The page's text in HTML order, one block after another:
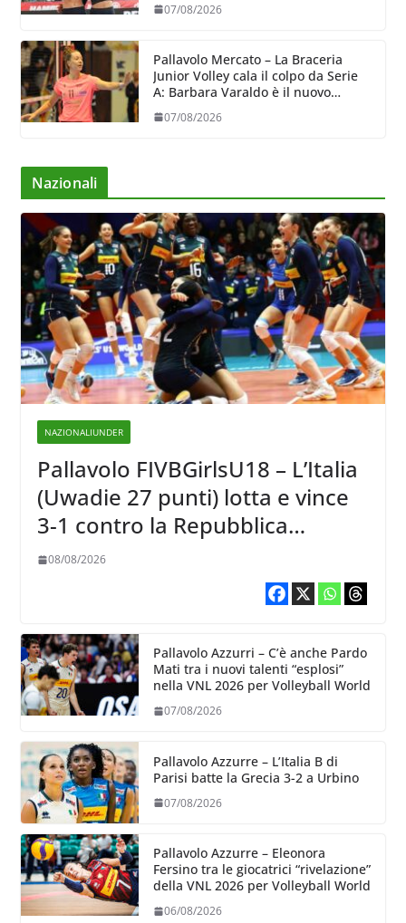
07/08/2026
Pallavolo Mercato – La Braceria
Junior Volley cala il colpo da Serie
A: Barbara Varaldo è il nuovo
07/08/2026
Nazionali
NAZIONALIUNDER
Pallavolo FIVBGirlsU18 – L’Italia
(Uwadie 27 punti) lotta e vince
3-1 contro la Repubblica
Dominicana
08/08/2026
Pallavolo Azzurri – C’è anche Pardo
Mati tra i nuovi talenti “esplosi”
nella VNL 2026 per Volleyball World
07/08/2026
Pallavolo Azzurre – L’Italia B di
Parisi batte la Grecia 3-2 a Urbino
07/08/2026
Pallavolo Azzurre – Eleonora
Fersino tra le giocatrici “rivelazione”
della VNL 2026 per Volleyball World
06/08/2026